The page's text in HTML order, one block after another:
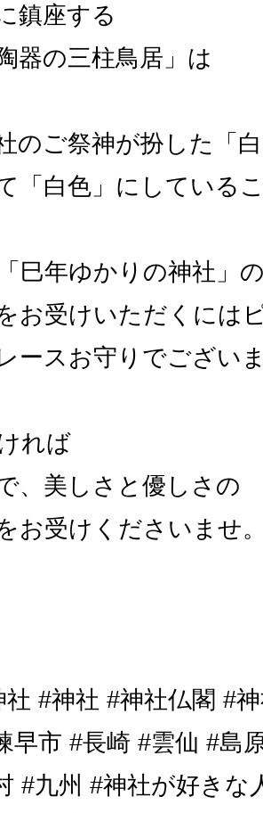
鎮座する
器の三柱鳥居」は
のご祭神が扮した「
「白色」にしている
巳年ゆかりの神社」
お受けいただくには
ースお守りでござい
れば
、美しさと優しさの
お受けくださいませ
社 #神社 #神社仏閣 #
早市 #長崎 #雲仙 #島
#九州 #神社が好きな